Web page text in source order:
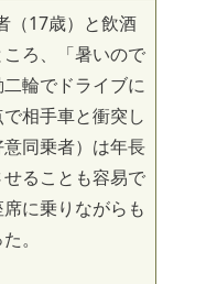
（17歳）と飲酒
ろ、「暑いので
輪でドライブに
相手車と衝突し
同乗者）は年長
ることも容易で
に乗りながらも
。